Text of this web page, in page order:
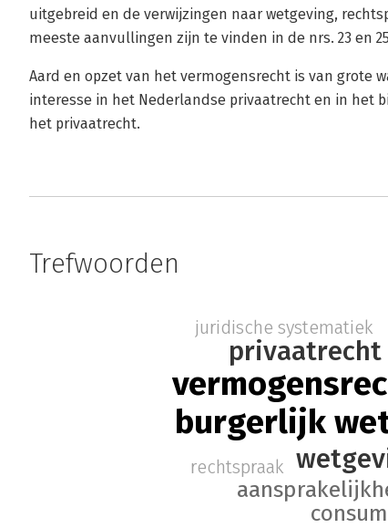
uitgebreid en de verwijzingen naar wetgeving,
meeste aanvullingen zijn te vinden in de nrs. 23 en
Aard en opzet van het vermogensrecht is van grote
interesse in het Nederlandse privaatrecht en in het
het privaatrecht.
Trefwoorden
burgerlijk
privaatrecht
rechtspraak
juridische systematiek